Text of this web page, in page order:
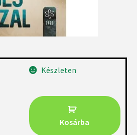
Készleten
Kosárba